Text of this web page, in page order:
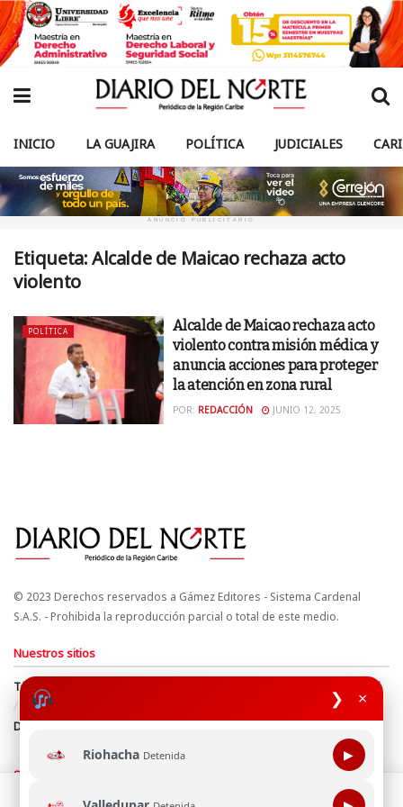
❯ ×
Riohacha Detenida ▶
INICIO LA GUAJIRA POLÍTICA JUDICIALES
ANUNCIO PUBLICITARIO
Etiqueta:Alcalde de Maicao rechaza acto
violento
POLÍTICA
Alcalde de Maicao rechaza acto
violento contra misión médica y
anuncia acciones para proteger
la atención en zona rural
POR: REDACCIÓN JUNIO 12, 2025
© 2023 Derechos reservados a Gámez Editores - Sistema Cardenal
S.A.S. - Prohibida la reproducción parcial o total de este medio.
Nuestros sitios
Términos y Condiciones
Derechos de Autor y Propiedad Intelectual
Política de uso de cookies
Política de Tratamiento de Datos
Directrices Editoriales
Síguenos
Esta página web usa cookie para mejorar tu experiencia de